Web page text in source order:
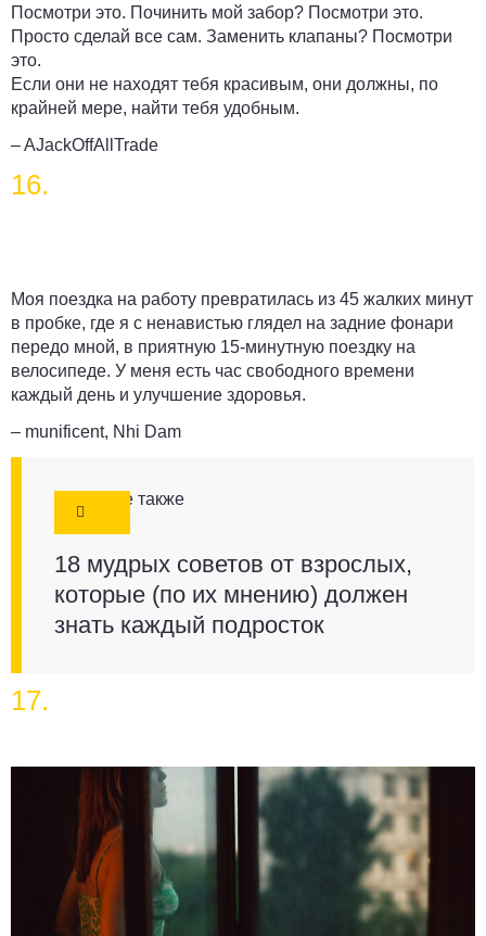
Посмотри это. Починить мой забор? Посмотри это.
Просто сделай все сам. Заменить клапаны? Посмотри
это.
Если они не находят тебя красивым, они должны, по
крайней мере, найти тебя удобным.
– AJackOffAllTrade
16.
Моя поездка на работу превратилась из 45 жалких минут
в пробке, где я с ненавистью глядел на задние фонари
передо мной, в приятную 15-минутную поездку на
велосипеде. У меня есть час свободного времени
каждый день и улучшение здоровья.
– munificent, Nhi Dam
Смотрите также
18 мудрых советов от взрослых,
которые (по их мнению) должен
знать каждый подросток
17.